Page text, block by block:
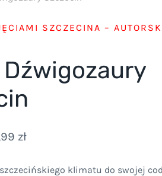
SZCZECINA –
Dźwigozaury
złZakres
klimatu do swojej